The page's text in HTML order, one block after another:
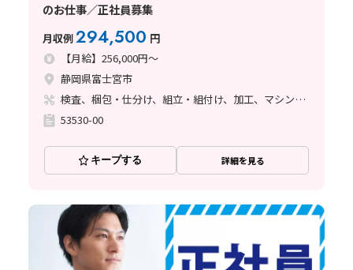
のお仕事／正社員募集
月収例294,500 円
【月給】256,000円～
静岡県富士宮市
検査、梱包・仕分け、組立・組付け、加工、マシンオペレーター、クリーンルーム、ライン作業、立ち作業
53530-00
キープする 詳細を見る